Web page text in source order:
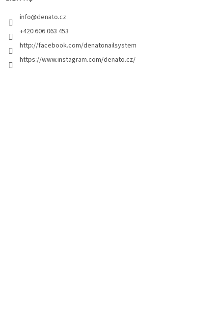
info@denato.cz
+420 606 063 453
http://facebook.com/denatonailsystem
https://www.instagram.com/denato.cz/